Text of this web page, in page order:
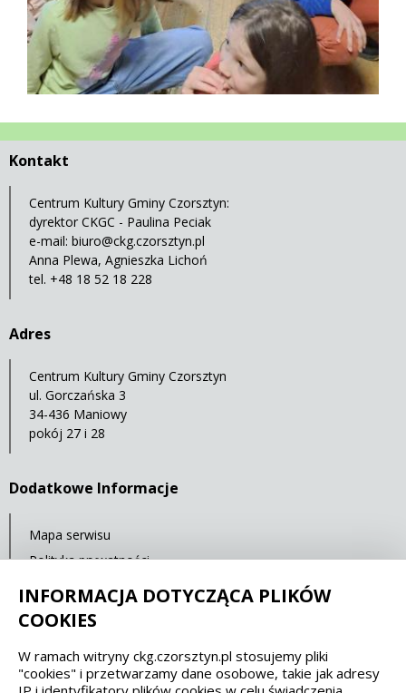
Kontakt
Centrum Kultury Gminy Czorsztyn:
dyrektor CKGC - Paulina Peciak
e-mail: biuro@ckg.czorsztyn.pl
Anna Plewa, Agnieszka Lichoń
tel. +48 18 52 18 228
Adres
Centrum Kultury Gminy Czorsztyn
ul. Gorczańska 3
34-436 Maniowy
pokój 27 i 28
Dodatkowe Informacje
Mapa serwisu
Polityka prywatności
Deklaracja dostępności
Spełniamy standardy dostępności oraz W3C
WCAG 2.1 SECTION 508 EAA/EN 301549
INFORMACJA DOTYCZĄCA PLIKÓW
COOKIES
W ramach witryny ckg.czorsztyn.pl stosujemy pliki
"cookies" i przetwarzamy dane osobowe, takie jak adresy